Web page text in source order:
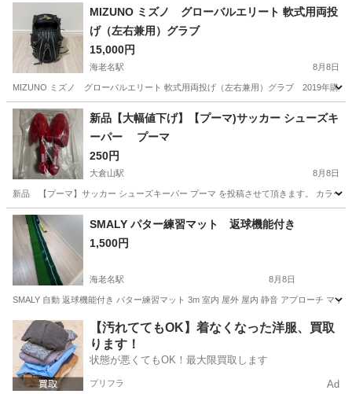
神奈川 茅ヶ崎市 マリンスポーツ
MIZUNO ミズノ グローバルエリート 軟式用両投
げ（左右兼用）グラブ
15,000円
海老名駅 8月8日
MIZUNO ミズノ グローバルエリート 軟式用両投げ（左右兼用）グラブ 2019年購入
神奈川 海老名市 海老名駅 野球
新品【大幅値下げ】【プーマ)サッカー シューズキ
ーパー プーマ
250円
大倉山駅 8月8日
新品 【プーマ】サッカー シューズキーパー プーマ を投稿させて頂きます。 カラー
神奈川 横浜市 大倉山駅 サッカー プーマ
SMALY パター練習マット 返球機能付き
1,500円
海老名駅 8月8日
SMALY 自動 返球機能付き パター練習マット 3m 室内 屋外 屋内 静音 アプローチ マ
神奈川 海老名市 海老名駅 ゴルフ マット
【汚れててもOK】着なくなった洋服、買取
ります！
状態が悪くてもOK！最大限買取します
プリフラ Ad